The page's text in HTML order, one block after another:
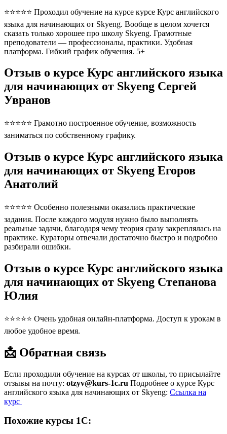
⭐⭐⭐⭐⭐ Проходил обучение на курсе курсе Курс английского
языка для начинающих от Skyeng. Вообще в целом хочется
сказать только хорошее про школу Skyeng. Грамотные
преподователи — профессионалы, практики. Удобная
платформа. Гибкий график обучения. 5+
Отзыв о курсе Курс английского языка
для начинающих от Skyeng Сергей
Увранов
⭐⭐⭐⭐⭐ Грамотно построенное обучение, возможность
заниматься по собственному графику.
Отзыв о курсе Курс английского языка
для начинающих от Skyeng Егоров
Анатолий
⭐⭐⭐⭐⭐ Особенно полезными оказались практические
задания. После каждого модуля нужно было выполнять
реальные задачи, благодаря чему теория сразу закреплялась на
практике. Кураторы отвечали достаточно быстро и подробно
разбирали ошибки.
Отзыв о курсе Курс английского языка
для начинающих от Skyeng Степанова
Юлия
⭐⭐⭐⭐⭐ Очень удобная онлайн-платформа. Доступ к урокам в
любое удобное время.
📩 Обратная связь
Если проходили обучение на курсах от школы, то присылайте
отзывы на почту: otzyv@kurs-1c.ru Подробнее о курсе Курс
английского языка для начинающих от Skyeng: Ссылка на
курс
Похожие курсы 1С: